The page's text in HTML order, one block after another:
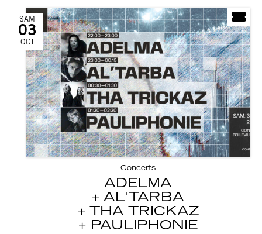
- Concerts -
ADELMA
AL'TARBA
THA TRICKAZ
PAULIPHONIE
SAM
03
OCT